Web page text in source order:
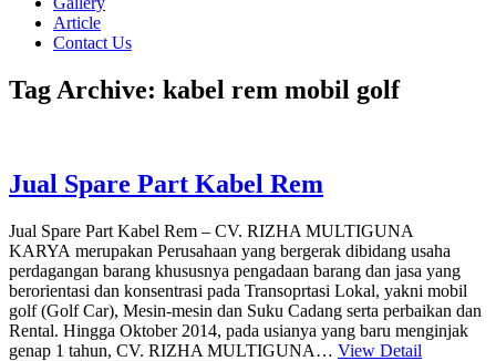
Article
Contact Us
Tag Archive: kabel rem mobil golf
Jual Spare Part Kabel Rem
Jual Spare Part Kabel Rem – CV. RIZHA MULTIGUNA
KARYA merupakan Perusahaan yang bergerak dibidang usaha
perdagangan barang khususnya pengadaan barang dan jasa yang
berorientasi dan konsentrasi pada Transoprtasi Lokal, yakni mobil
golf (Golf Car), Mesin-mesin dan Suku Cadang serta perbaikan dan
Rental. Hingga Oktober 2014, pada usianya yang baru menginjak
genap 1 tahun, CV. RIZHA MULTIGUNA… View Detail